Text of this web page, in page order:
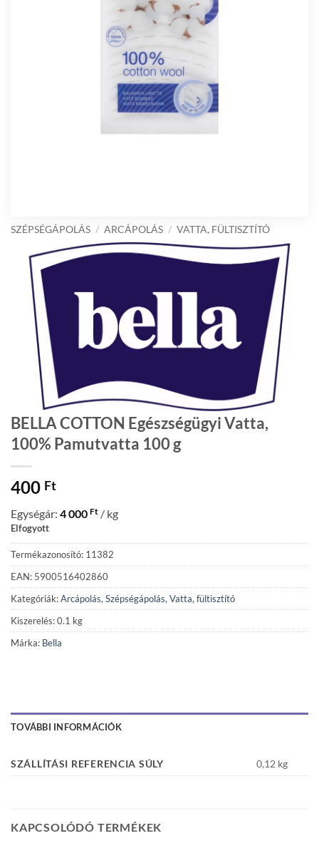
SZÉPSÉGÁPOLÁS / ARCÁPOLÁS / VATTA, FÜLTISZTÍTÓ
BELLA COTTON Egészségügyi Vatta,
100% Pamutvatta 100 g
400 Ft
Egységár: 4 000 Ft / kg
Elfogyott
Termékazonosító: 11382
EAN: 5900516402860
Kategóriák:Arcápolás, Szépségápolás, Vatta, fültisztító
Kiszerelés: 0.1 kg
Márka: Bella
TOVÁBBI INFORMÁCIÓK
SZÁLLÍTÁSI REFERENCIA SÚLY 0,12 kg
KAPCSOLÓDÓ TERMÉKEK